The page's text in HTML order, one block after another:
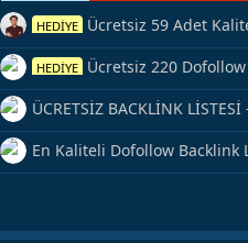
HEDİYE Ücretsiz 59 Adet
Backlink Kaynağı Veriyorum.
HEDİYE Ücretsiz 220
Veriyorum
ÜCRETSİZ BACKLİNK
Hemen Yetiş!
En Kaliteli Dofollow Backlink